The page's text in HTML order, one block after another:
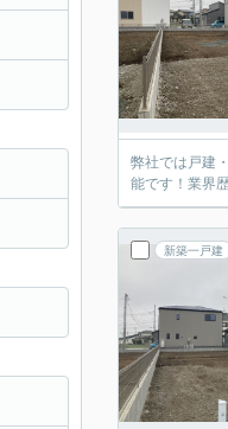
弊社では戸建
能です！業界
新築一戸建